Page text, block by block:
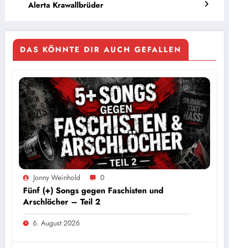
Alerta Krawallbrüder
DAS KÖNNTE DIR AUCH GEFALLEN
Jonny Weinhold 0
Fünf (+) Songs gegen Faschisten und
Arschlöcher – Teil 2
6. August 2026